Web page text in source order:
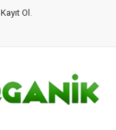
Kayıt Ol .